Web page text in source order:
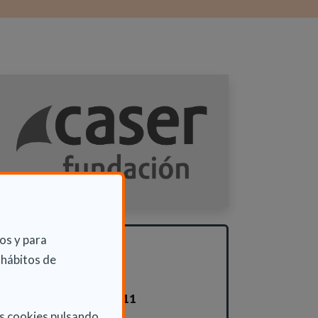
y para
de
INFORMACIÓN
ADICIONAL
Mié 22 Junio 2011